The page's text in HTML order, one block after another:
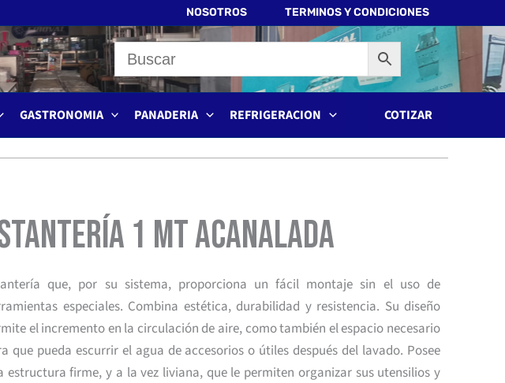
NOSOTROS TERMINOS Y CONDICIONES
GASTRONOMIA PANADERIA REFRIGERACION COTIZAR
1 mt acanalada
que, por su sistema, proporciona un fácil montaje sin el uso de
especiales. Combina estética, durabilidad y resistencia. Su diseño
el incremento en la circulación de aire, como también el espacio necesario
que pueda escurrir el agua de accesorios o útiles después del lavado. Posee
estructura firme, y a la vez liviana, que le permiten organizar sus utensilios y